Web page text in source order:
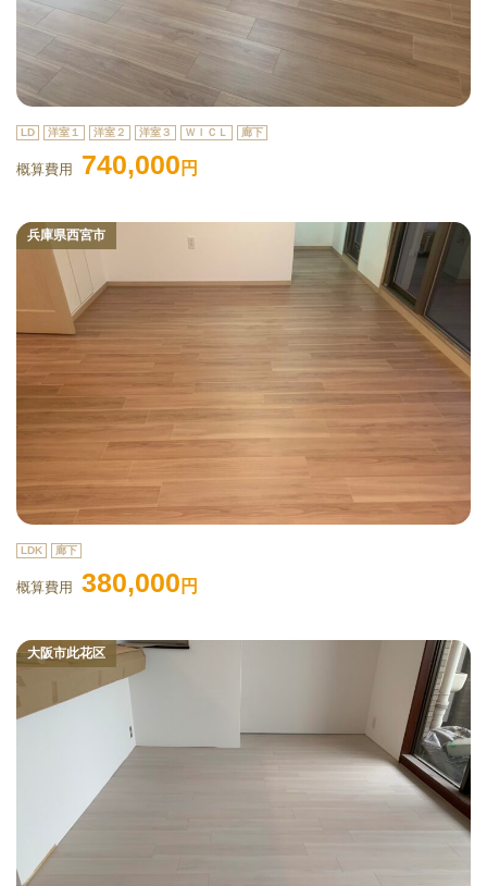
LD 洋室１ 洋室２ 洋室３ ＷＩＣＬ 廊下
概算費用 740,000 円
兵庫県西宮市
LDK 廊下
概算費用 380,000 円
大阪市此花区